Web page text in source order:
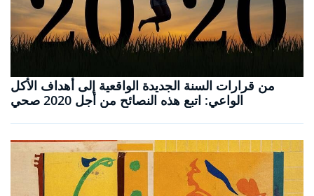
من قرارات السنة الجديدة الواقعية إلى أهداف الأكل
الواعي: اتبع هذه النصائح من أجل 2020 صحي